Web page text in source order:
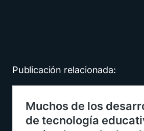
Publicación relacionada: